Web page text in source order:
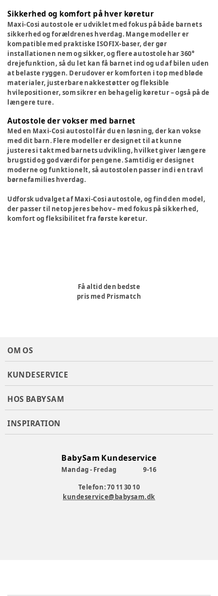
Sikkerhed og komfort på hver køretur
Maxi-Cosi autostole er udviklet med fokus på både barnets
sikkerhed og forældrenes hverdag. Mange modeller er
kompatible med praktiske ISOFIX-baser, der gør
installationen nem og sikker, og flere autostole har 360°
drejefunktion, så du let kan få barnet ind og ud af bilen uden
at belaste ryggen. Derudover er komforten i top med bløde
materialer, justerbare nakkestøtter og fleksible
hvilepositioner, som sikrer en behagelig køretur – også på de
længere ture.
Autostole der vokser med barnet
Med en Maxi-Cosi autostol får du en løsning, der kan vokse
med dit barn. Flere modeller er designet til at kunne
justeres i takt med barnets udvikling, hvilket giver længere
brugstid og god værdi for pengene. Samtidig er designet
moderne og funktionelt, så autostolen passer ind i en travl
børnefamilies hverdag.
Udforsk udvalget af Maxi-Cosi autostole, og find den model,
der passer til netop jeres behov – med fokus på sikkerhed,
komfort og fleksibilitet fra første køretur.
Få altid den bedste
pris med Prismatch
OM OS
KUNDESERVICE
HOS BABYSAM
INSPIRATION
BabySam Kundeservice
Mandag - Fredag
9-16
Telefon: 70 11 30 10
kundeservice@babysam.dk